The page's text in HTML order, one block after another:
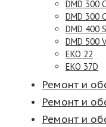
DMD 300
DMD 300
DMD 400
DMD 500
EKO 22
EKO 37D
Ремонт и
Ремонт и
Ремонт и